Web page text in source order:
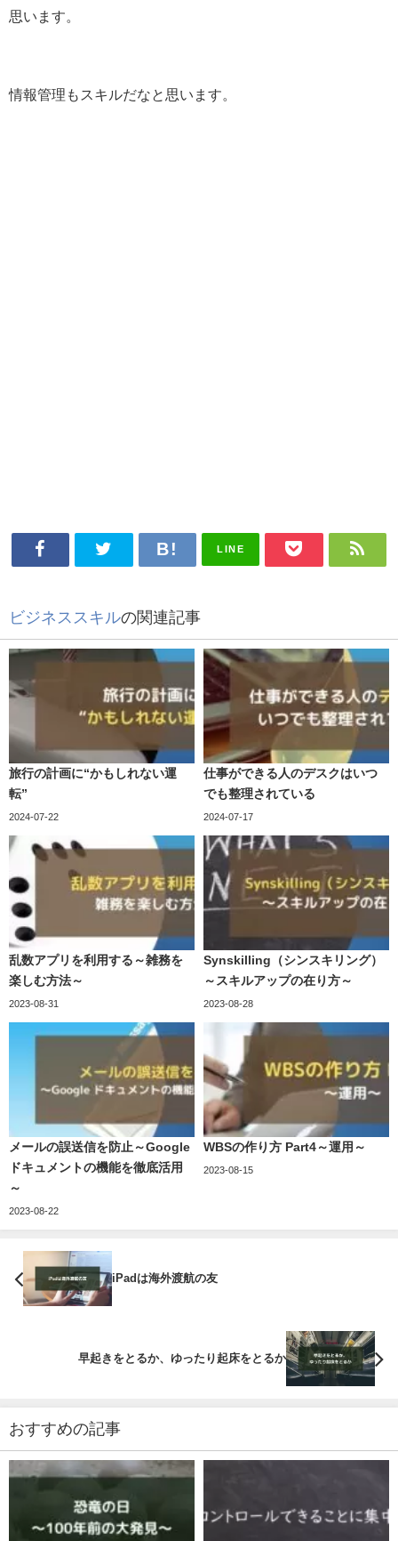
思います。
情報管理もスキルだなと思います。
LINE
ビジネススキルの関連記事
旅行の計画に“かもしれない運
転”
2024-07-22
仕事ができる人のデスクはいつ
でも整理されている
2024-07-17
乱数アプリを利用する～雑務を
楽しむ方法～
2023-08-31
Synskilling（シンスキリング）
～スキルアップの在り方～
2023-08-28
メールの誤送信を防止～Google
ドキュメントの機能を徹底活用
～
2023-08-22
WBSの作り方 Part4～運用～
2023-08-15
iPadは海外渡航の友
早起きをとるか、ゆったり起床をとるか
おすすめの記事